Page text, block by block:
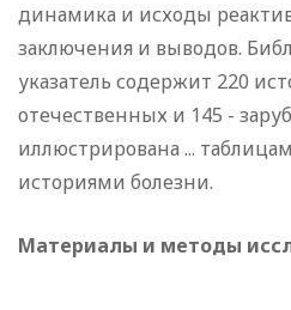
динамика и исходы
заключения и выводов.
указатель содержит 220
отечественных и 145 -
иллюстрирована ...
историями болезни.
Материалы и методы